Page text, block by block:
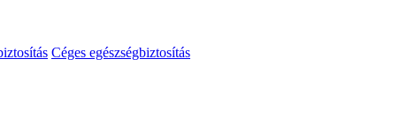
Céges egészségbiztosítás